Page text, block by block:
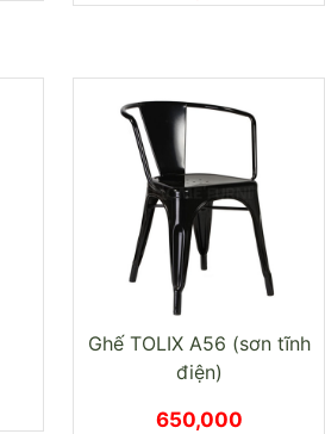
Ghế TOLIX A56 (sơn tĩnh
điện)
650,000